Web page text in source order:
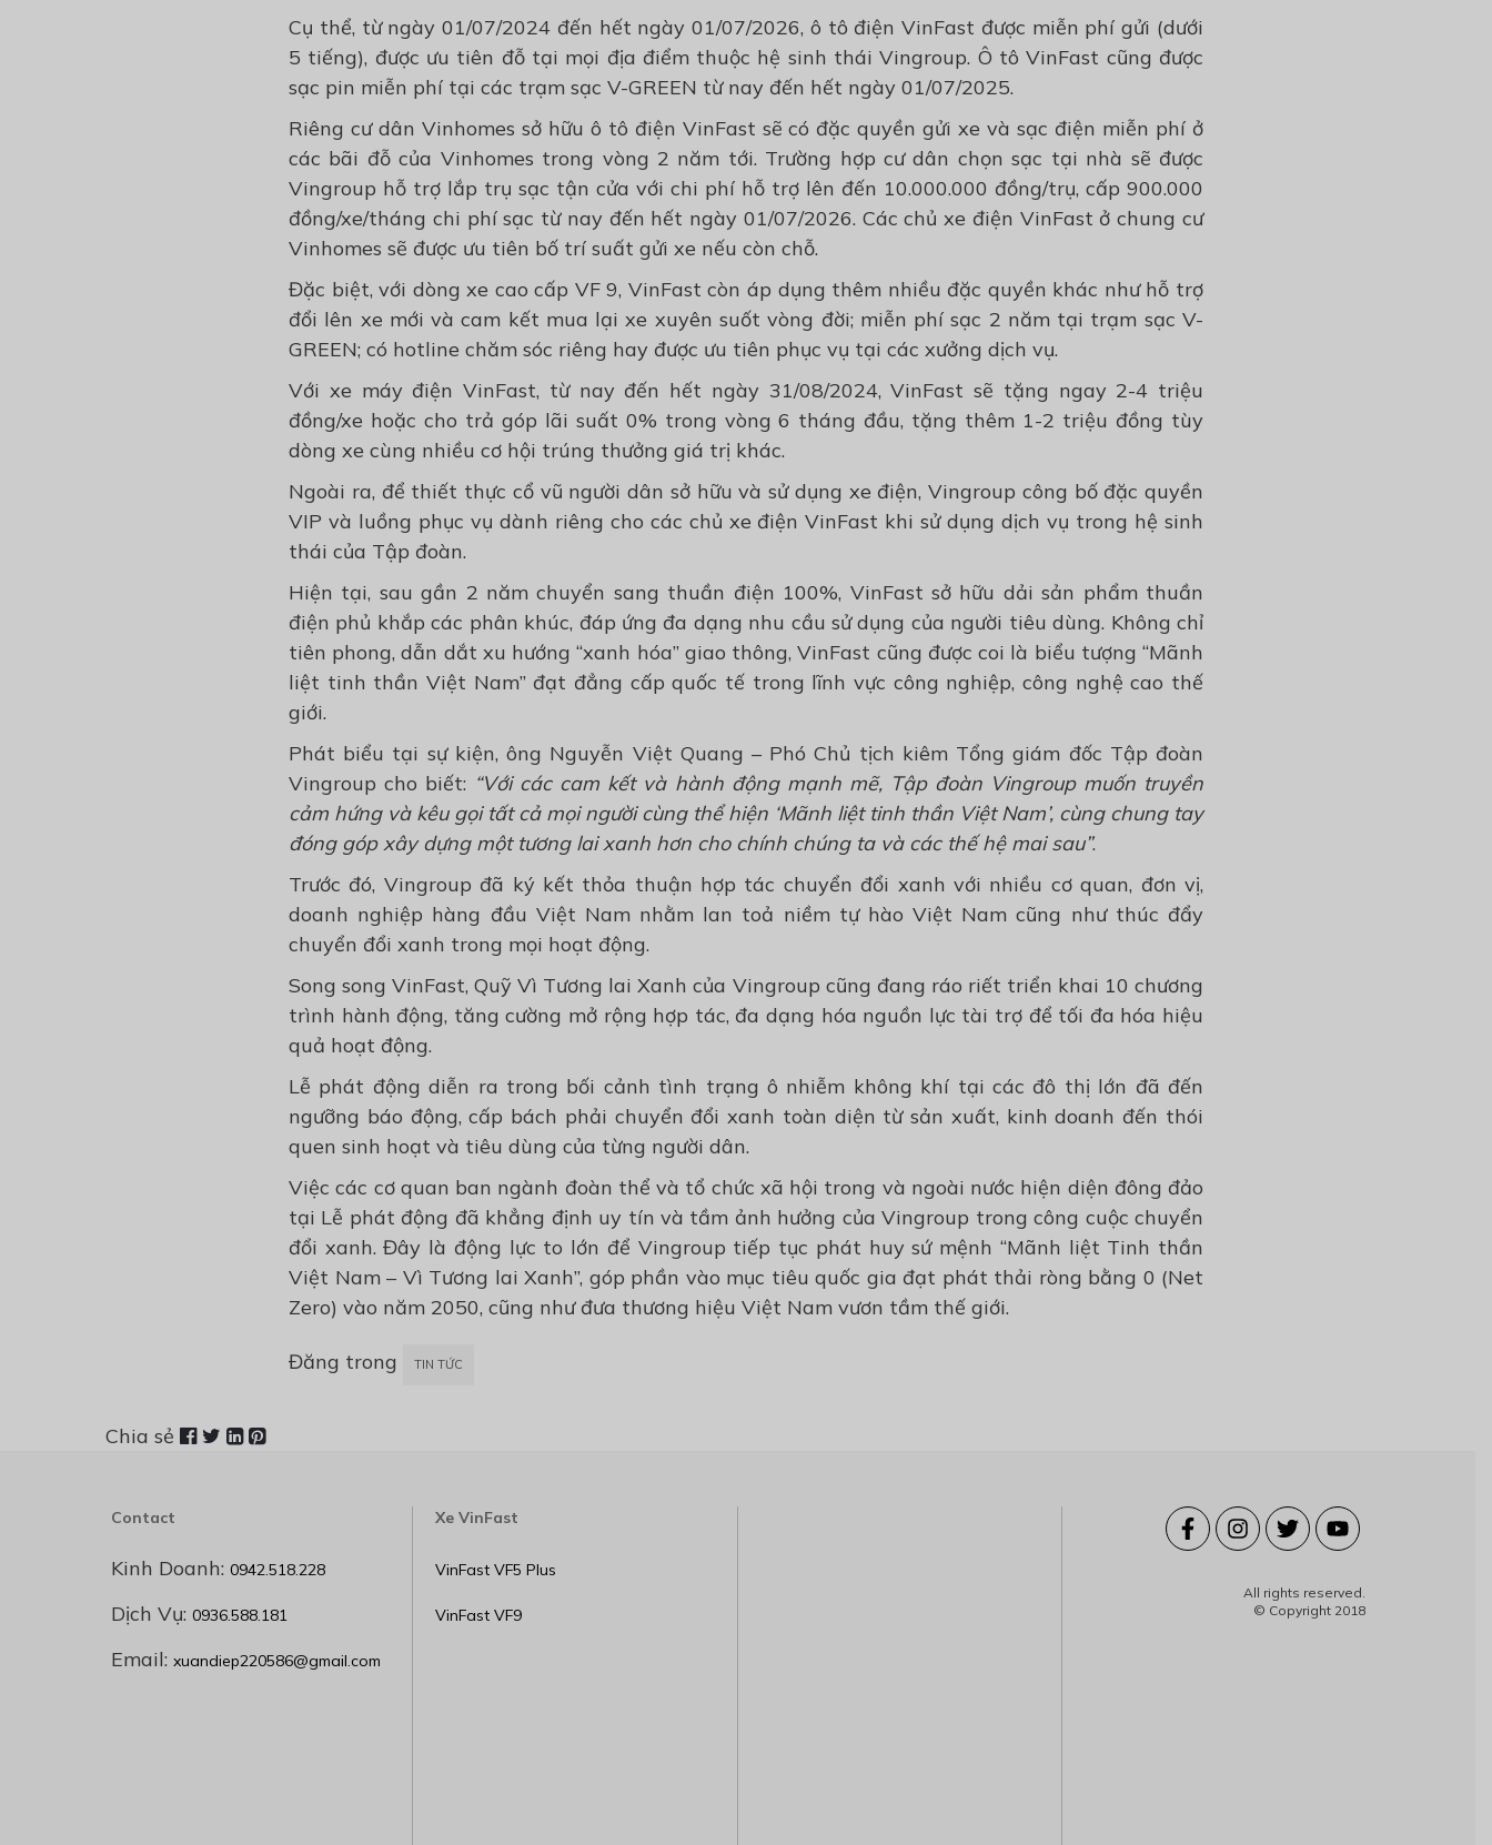
Cụ thể, từ ngày 01/07/2024 đến hết ngày 01/07/2026, ô tô điện VinFast được miễn phí gửi (dưới
5 tiếng), được ưu tiên đỗ tại mọi địa điểm thuộc hệ sinh thái Vingroup. Ô tô VinFast cũng được
sạc pin miễn phí tại các trạm sạc V-GREEN từ nay đến hết ngày 01/07/2025.
Riêng cư dân Vinhomes sở hữu ô tô điện VinFast sẽ có đặc quyền gửi xe và sạc điện miễn phí ở
các bãi đỗ của Vinhomes trong vòng 2 năm tới. Trường hợp cư dân chọn sạc tại nhà sẽ được
Vingroup hỗ trợ lắp trụ sạc tận cửa với chi phí hỗ trợ lên đến 10.000.000 đồng/trụ, cấp 900.000
đồng/xe/tháng chi phí sạc từ nay đến hết ngày 01/07/2026. Các chủ xe điện VinFast ở chung cư
Vinhomes sẽ được ưu tiên bố trí suất gửi xe nếu còn chỗ.
Đặc biệt, với dòng xe cao cấp VF 9, VinFast còn áp dụng thêm nhiều đặc quyền khác như hỗ trợ
đổi lên xe mới và cam kết mua lại xe xuyên suốt vòng đời; miễn phí sạc 2 năm tại trạm sạc V-
GREEN; có hotline chăm sóc riêng hay được ưu tiên phục vụ tại các xưởng dịch vụ.
Với xe máy điện VinFast, từ nay đến hết ngày 31/08/2024, VinFast sẽ tặng ngay 2-4 triệu
đồng/xe hoặc cho trả góp lãi suất 0% trong vòng 6 tháng đầu, tặng thêm 1-2 triệu đồng tùy
dòng xe cùng nhiều cơ hội trúng thưởng giá trị khác.
Ngoài ra, để thiết thực cổ vũ người dân sở hữu và sử dụng xe điện, Vingroup công bố đặc quyền
VIP và luồng phục vụ dành riêng cho các chủ xe điện VinFast khi sử dụng dịch vụ trong hệ sinh
thái của Tập đoàn.
Hiện tại, sau gần 2 năm chuyển sang thuần điện 100%, VinFast sở hữu dải sản phẩm thuần
điện phủ khắp các phân khúc, đáp ứng đa dạng nhu cầu sử dụng của người tiêu dùng. Không chỉ
tiên phong, dẫn dắt xu hướng “xanh hóa” giao thông, VinFast cũng được coi là biểu tượng “Mãnh
liệt tinh thần Việt Nam” đạt đẳng cấp quốc tế trong lĩnh vực công nghiệp, công nghệ cao thế
giới.
Phát biểu tại sự kiện, ông Nguyễn Việt Quang – Phó Chủ tịch kiêm Tổng giám đốc Tập đoàn
Vingroup cho biết: “Với các cam kết và hành động mạnh mẽ, Tập đoàn Vingroup muốn truyền
cảm hứng và kêu gọi tất cả mọi người cùng thể hiện ‘Mãnh liệt tinh thần Việt Nam’, cùng chung tay
đóng góp xây dựng một tương lai xanh hơn cho chính chúng ta và các thế hệ mai sau”.
Trước đó, Vingroup đã ký kết thỏa thuận hợp tác chuyển đổi xanh với nhiều cơ quan, đơn vị,
doanh nghiệp hàng đầu Việt Nam nhằm lan toả niềm tự hào Việt Nam cũng như thúc đẩy
chuyển đổi xanh trong mọi hoạt động.
Song song VinFast, Quỹ Vì Tương lai Xanh của Vingroup cũng đang ráo riết triển khai 10 chương
trình hành động, tăng cường mở rộng hợp tác, đa dạng hóa nguồn lực tài trợ để tối đa hóa hiệu
quả hoạt động.
Lễ phát động diễn ra trong bối cảnh tình trạng ô nhiễm không khí tại các đô thị lớn đã đến
ngưỡng báo động, cấp bách phải chuyển đổi xanh toàn diện từ sản xuất, kinh doanh đến thói
quen sinh hoạt và tiêu dùng của từng người dân.
Việc các cơ quan ban ngành đoàn thể và tổ chức xã hội trong và ngoài nước hiện diện đông đảo
tại Lễ phát động đã khẳng định uy tín và tầm ảnh hưởng của Vingroup trong công cuộc chuyển
đổi xanh. Đây là động lực to lớn để Vingroup tiếp tục phát huy sứ mệnh “Mãnh liệt Tinh thần
Việt Nam – Vì Tương lai Xanh”, góp phần vào mục tiêu quốc gia đạt phát thải ròng bằng 0 (Net
Zero) vào năm 2050, cũng như đưa thương hiệu Việt Nam vươn tầm thế giới.
Đăng trong TIN TỨC
Chia sẻ
Contact
Kinh Doanh: 0942.518.228
Dịch Vụ: 0936.588.181
Email: xuandiep220586@gmail.com
Xe VinFast
VinFast VF5 Plus
VinFast VF9
All rights reserved.
© Copyright 2018